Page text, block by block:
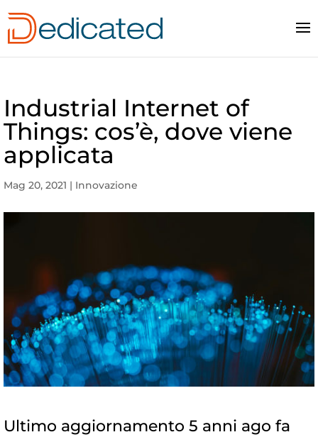
Industrial Internet of
Things: cos’è, dove viene
applicata
Mag 20, 2021 | Innovazione
Ultimo aggiornamento 5 anni ago fa